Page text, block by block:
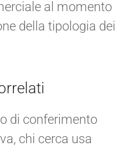
al momento
della tipologia dei
di conferimento
chi cerca usa